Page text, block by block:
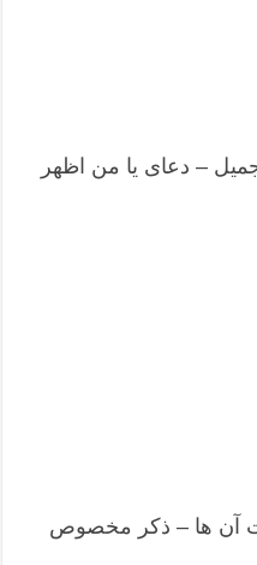
– دعای یا من اظهر
آن ها – ذکر مخصوص